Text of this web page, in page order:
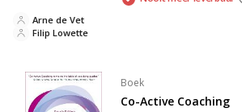
verhoudingen en
Filip Lowette
Arne de Vet
Boek
Co-Active Coaching